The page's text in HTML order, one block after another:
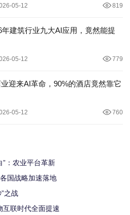
05-12 819
年建筑行业九大AI应用，竟然能提
05-12 779
迎来AI革命，90%的酒店竟然靠它
05-12 760
”：农业平台革新
国战略加速落地
之战
互联时代全面提速